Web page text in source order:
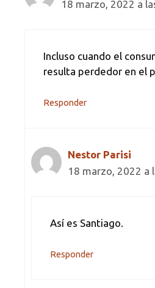
18 marzo, 2022 a
Incluso cuando el
resulta perdedor en el
Responder
Nestor Parisi
18 marzo, 2022 a
Así es Santiago.
Responder